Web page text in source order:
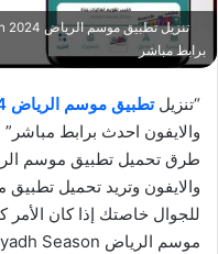
برابط مباشر
“تنزيلتطبيق موسم الرياض 2024 Riyadh Season
والايفون احدث برابط
للجوال خاصتك إذا كان